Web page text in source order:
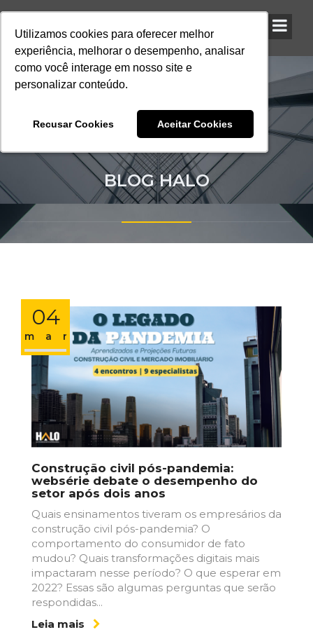
Utilizamos cookies para oferecer melhor
experiência, melhorar o desempenho, analisar
como você interage em nosso site e
personalizar conteúdo.
Recusar Cookies Aceitar Cookies
Utilizamos cookies para oferecer melhor
experiência, melhorar o desempenho, analisar
como você interage em nosso site e
personalizar conteúdo.
Recusar Cookies Aceitar Cookies
Utilizamos cookies para oferecer melhor
experiência, melhorar o desempenho, analisar
como você interage em nosso site e
personalizar conteúdo.
Recusar Cookies Aceitar Cookies
BLOG HALO
04
mar
Construção civil pós-pandemia:
websérie debate o desempenho do
setor após dois anos
Quais ensinamentos tiveram os empresários da
construção civil pós-pandemia? O
comportamento do consumidor de fato
mudou? Quais transformações digitais mais
impactaram nesse período? O que esperar em
2022? Essas são algumas perguntas que serão
respondidas...
Leia mais